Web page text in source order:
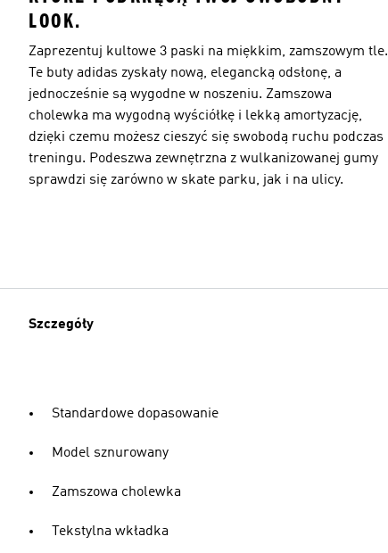
LOOK.
Zaprezentuj kultowe 3 paski na miękkim, zamszowym tle.
Te buty adidas zyskały nową, elegancką odsłonę, a
jednocześnie są wygodne w noszeniu. Zamszowa
cholewka ma wygodną wyściółkę i lekką amortyzację,
dzięki czemu możesz cieszyć się swobodą ruchu podczas
treningu. Podeszwa zewnętrzna z wulkanizowanej gumy
sprawdzi się zarówno w skate parku, jak i na ulicy.
Szczegóły
Standardowe dopasowanie
Model sznurowany
Zamszowa cholewka
Tekstylna wkładka